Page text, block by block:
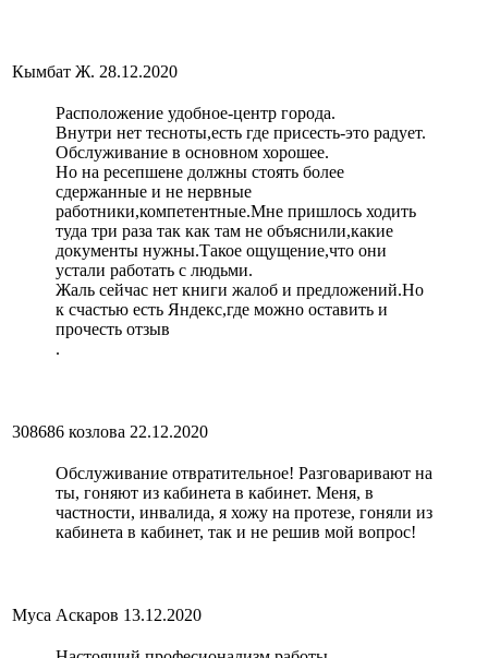
Кымбат Ж. 28.12.2020
Расположение удобное-центр города.
Внутри нет тесноты,есть где присесть-это радует.
Обслуживание в основном хорошее.
Но на ресепшене должны стоять более
сдержанные и не нервные
работники,компетентные.Мне пришлось ходить
туда три раза так как там не объяснили,какие
документы нужны.Такое ощущение,что они
устали работать с людьми.
Жаль сейчас нет книги жалоб и предложений.Но
к счастью есть Яндекс,где можно оставить и
прочесть отзыв
.
308686 козлова 22.12.2020
Обслуживание отвратительное! Разговаривают на
ты, гоняют из кабинета в кабинет. Меня, в
частности, инвалида, я хожу на протезе, гоняли из
кабинета в кабинет, так и не решив мой вопрос!
Муса Аскаров 13.12.2020